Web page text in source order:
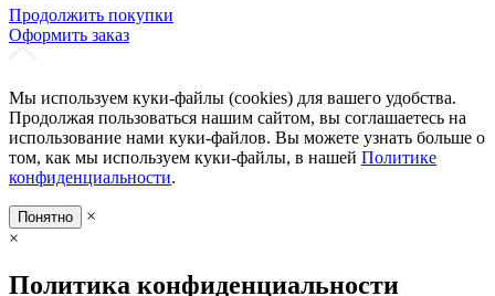
Продолжить покупки
Оформить заказ
Мы используем куки-файлы (cookies) для вашего удобства.
Продолжая пользоваться нашим сайтом, вы соглашаетесь на
использование нами куки-файлов. Вы можете узнать больше о
том, как мы используем куки-файлы, в нашей Политике
конфиденциальности.
Понятно
×
×
Политика конфиденциальности